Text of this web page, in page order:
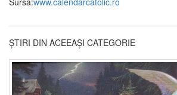
ȘTIRI DIN ACEEAȘI CATEGORIE